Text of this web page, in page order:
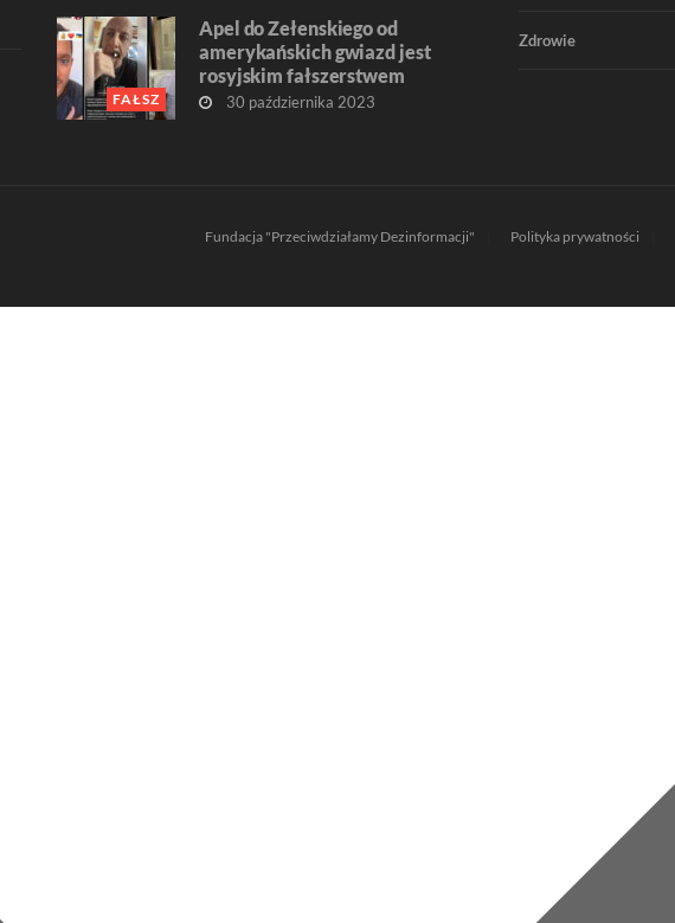
FAŁSZ
Apel do Zełenskiego od
amerykańskich gwiazd jest
rosyjskim fałszerstwem
30 października 2023
Zdrowie
Fundacja "Przeciwdziałamy Dezinformacji" Polityka prywatności